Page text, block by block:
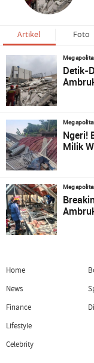
Artikel Foto
Detik-
Ngeri!
Milik
Home
News
Finance
Lifestyle
Celebrity